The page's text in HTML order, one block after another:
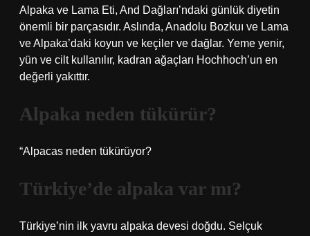
Alpaka ve Lama Eti, And Dağları’ndaki günlük diyetin
önemli bir parçasıdır. Aslında, Anadolu Bozkuı ve Lama
ve Alpaka’daki koyun ve keçiler ve dağlar. Yeme yenir,
yün ve cilt kullanılır, kadran ağaçları Hochhoch’un en
değerli yakıttır.
Alpaka neden tükürür?
“Alpacas neden tükürüyor?
Türkiye’de alpaka var mı?
Türkiye’nin ilk yavru alpaka devesi doğdu. Selçuk